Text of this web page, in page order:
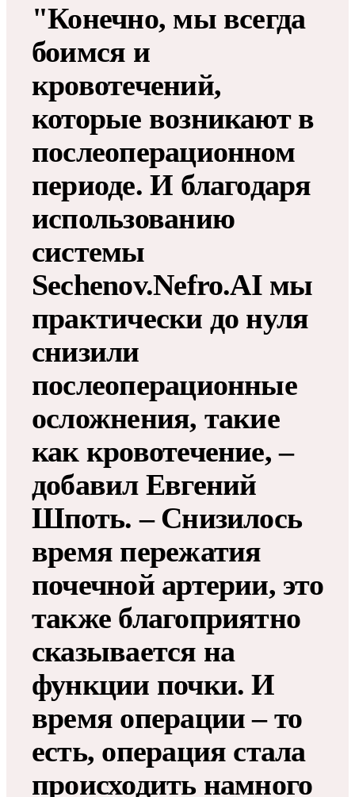
"Конечно, мы всегда
боимся и
кровотечений,
которые возникают в
послеоперационном
периоде. И благодаря
использованию
системы
Sechenov.Nefro.AI мы
практически до нуля
снизили
послеоперационные
осложнения, такие
как кровотечение, –
добавил Евгений
Шпоть. – Снизилось
время пережатия
почечной артерии, это
также благоприятно
сказывается на
функции почки. И
время операции – то
есть, операция стала
происходить намного